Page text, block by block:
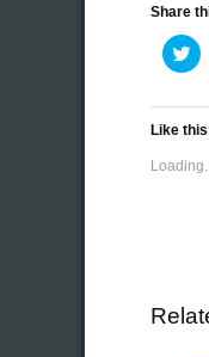
Share
to
Like